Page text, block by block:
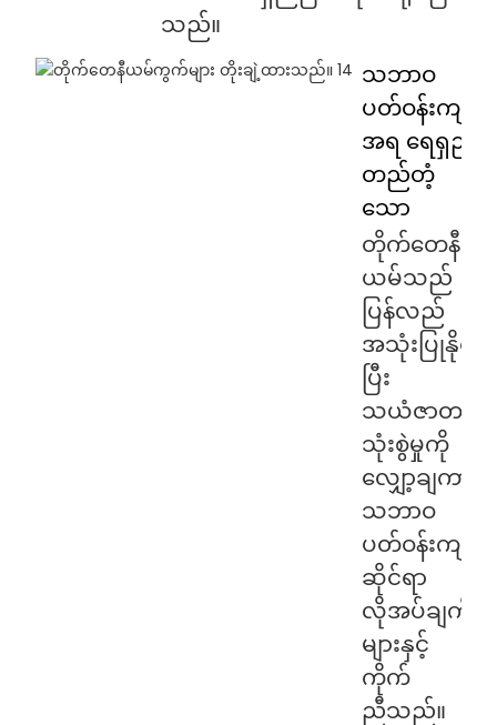
သည်။
သဘာဝ
ပတ်ဝန်းကျင်
အရ ရေရှည်
တည်တံ့
သော
တိုက်တေနီ
ယမ်သည်
ပြန်လည်
အသုံးပြုနိုင်
ပြီး
သယံဇာတ
သုံးစွဲမှုကို
လျှော့ချကာ
သဘာဝ
ပတ်ဝန်းကျင်
ဆိုင်ရာ
လိုအပ်ချက်
များနှင့်
ကိုက်
ညီသည်။